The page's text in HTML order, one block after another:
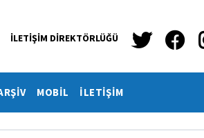
İLETİŞİM DİREKTÖRLÜĞÜ
MOBİL İLETİŞİM